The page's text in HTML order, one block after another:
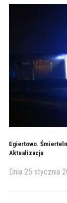
Egiertowo.
Aktualizacja
Dnia 25 stycznia